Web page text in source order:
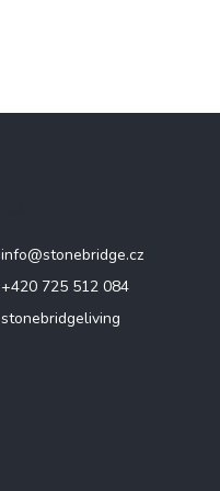
info@stonebridge.cz
+420 725 512 084
stonebridgeliving